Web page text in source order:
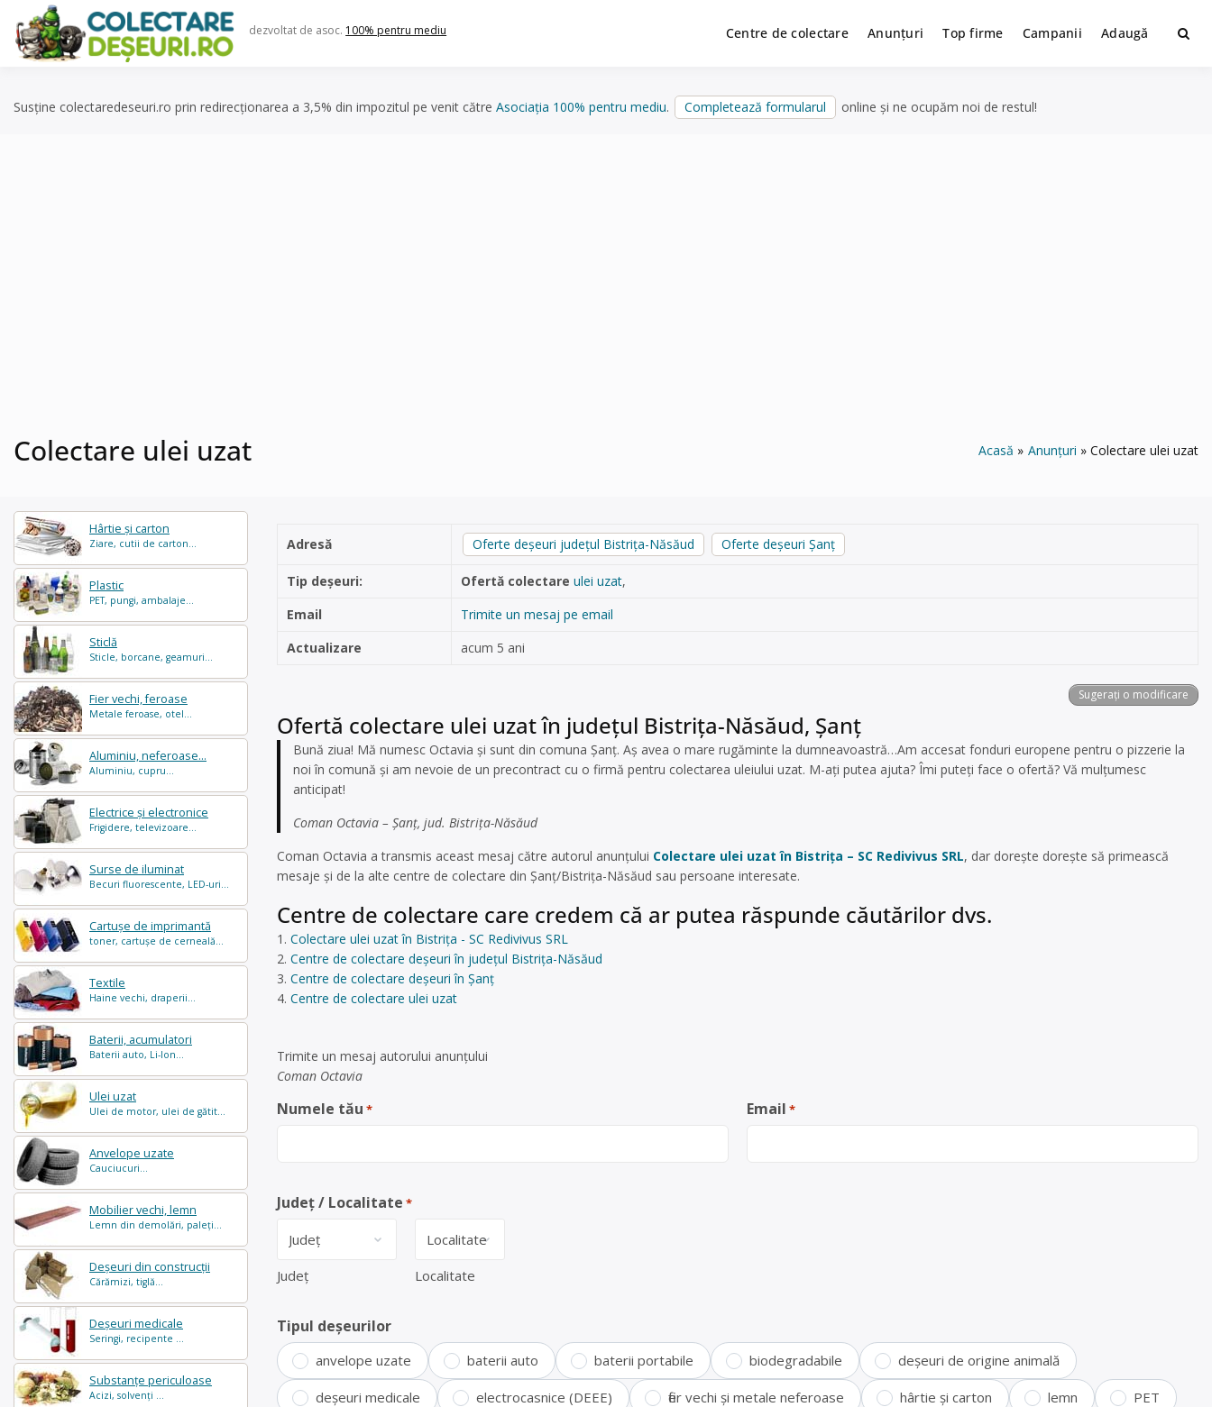
content
dezvoltat de asoc. 100% pentru mediu Centre de colectare Anunțuri Top firme Campanii Adaugă
Susține colectaredeseuri.ro prin redirecționarea a 3,5% din impozitul pe venit către Asociația 100% pentru mediu. Completează formularul online și ne ocupăm noi de restul!
Colectare ulei uzat Acasă Anunțuri Colectare ulei uzat
Hârtie și carton
Ziare, cutii de carton...
Plastic
PET, pungi, ambalaje...
Sticlă
Sticle, borcane, geamuri...
Fier vechi, feroase
Metale feroase, otel...
Aluminiu, neferoase...
Aluminiu, cupru...
Electrice și electronice
Frigidere, televizoare...
Surse de iluminat
Becuri fluorescente, LED-uri...
Cartușe de imprimantă
toner, cartușe de cerneală...
Textile
Haine vechi, draperii...
Baterii, acumulatori
Baterii auto, Li-Ion...
Ulei uzat
Ulei de motor, ulei de gătit...
Anvelope uzate
Cauciucuri...
Mobilier vechi, lemn
Lemn din demolări, paleți...
Deșeuri din construcții
Cărămizi, tiglă...
Deșeuri medicale
Seringi, recipente ...
Substanțe periculoase
Acizi, solvenți ...
Adresă Oferte deșeuri județul Bistrița-Năsăud Oferte deșeuri Șanţ
Tip deșeuri: Ofertă colectare ulei uzat,
Email
Trimite un mesaj pe email
Actualizare
acum 5 ani
Sugerați o modificare
Ofertă colectare ulei uzat în județul Bistrița-Năsăud, Șanţ
Bună ziua! Mă numesc Octavia și sunt din comuna Șanț. Aș avea o mare rugăminte la dumneavoastră…Am accesat fonduri europene pentru o pizzerie la
noi în comună și am nevoie de un precontract cu o firmă pentru colectarea uleiului uzat. M-ați putea ajuta? Îmi puteți face o ofertă? Vă mulțumesc
anticipat!
Coman Octavia – Șanț, jud. Bistrița-Năsăud
Coman Octavia a transmis aceast mesaj către autorul anunțului Colectare ulei uzat în Bistriţa – SC Redivivus SRL, dar dorește dorește să primească
mesaje și de la alte centre de colectare din Șanț/Bistrița-Năsăud sau persoane interesate.
Centre de colectare care credem că ar putea răspunde căutărilor dvs.
Colectare ulei uzat în Bistriţa - SC Redivivus SRL
Centre de colectare deșeuri în județul Bistrița-Năsăud
Centre de colectare deșeuri în Șanţ
Centre de colectare ulei uzat
Trimite un mesaj autorului anunţului
Coman Octavia
Numele tău * Email *
Județ / Localitate *
Județ Localitate
Tipul deșeurilor
anvelope uzate baterii auto baterii portabile biodegradabile deșeuri de origine animală
deșeuri medicale electrocasnice (DEEE) fier vechi și metale neferoase hârtie și carton lemn PET